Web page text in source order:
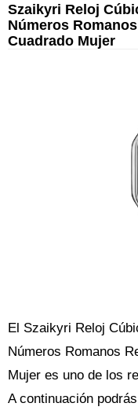
Szaikyri Reloj
Números
Cuadrado Mujer
El Szaikyri Reloj
Números Romanos
Mujer es uno de los
A continuación